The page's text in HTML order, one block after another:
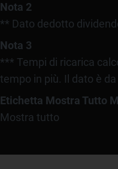
Nota 2
** Dato dedotto
Nota 3
*** Tempi di ricarica
tempo in più. Il dato è
Etichetta Mostra Tutto
Mostra tutto